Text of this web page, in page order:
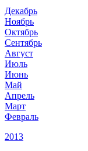
Декабрь
Ноябрь
Октябрь
Сентябрь
Август
Июль
Июнь
Май
Апрель
Март
Февраль
2013